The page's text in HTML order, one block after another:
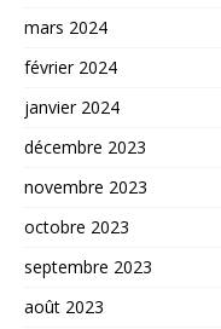
mars 2024
février 2024
janvier 2024
décembre 2023
novembre 2023
octobre 2023
septembre 2023
août 2023